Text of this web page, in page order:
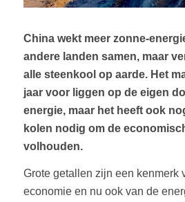
China wekt meer zonne-
andere landen samen, maar
alle steenkool op aarde. Het
jaar voor liggen op de eigen
energie, maar het heeft ook
kolen nodig om de
volhouden.
Grote getallen zijn een kenmerk
economie en nu ook van de